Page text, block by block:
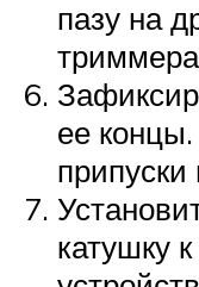
пазу на
ее
катушку